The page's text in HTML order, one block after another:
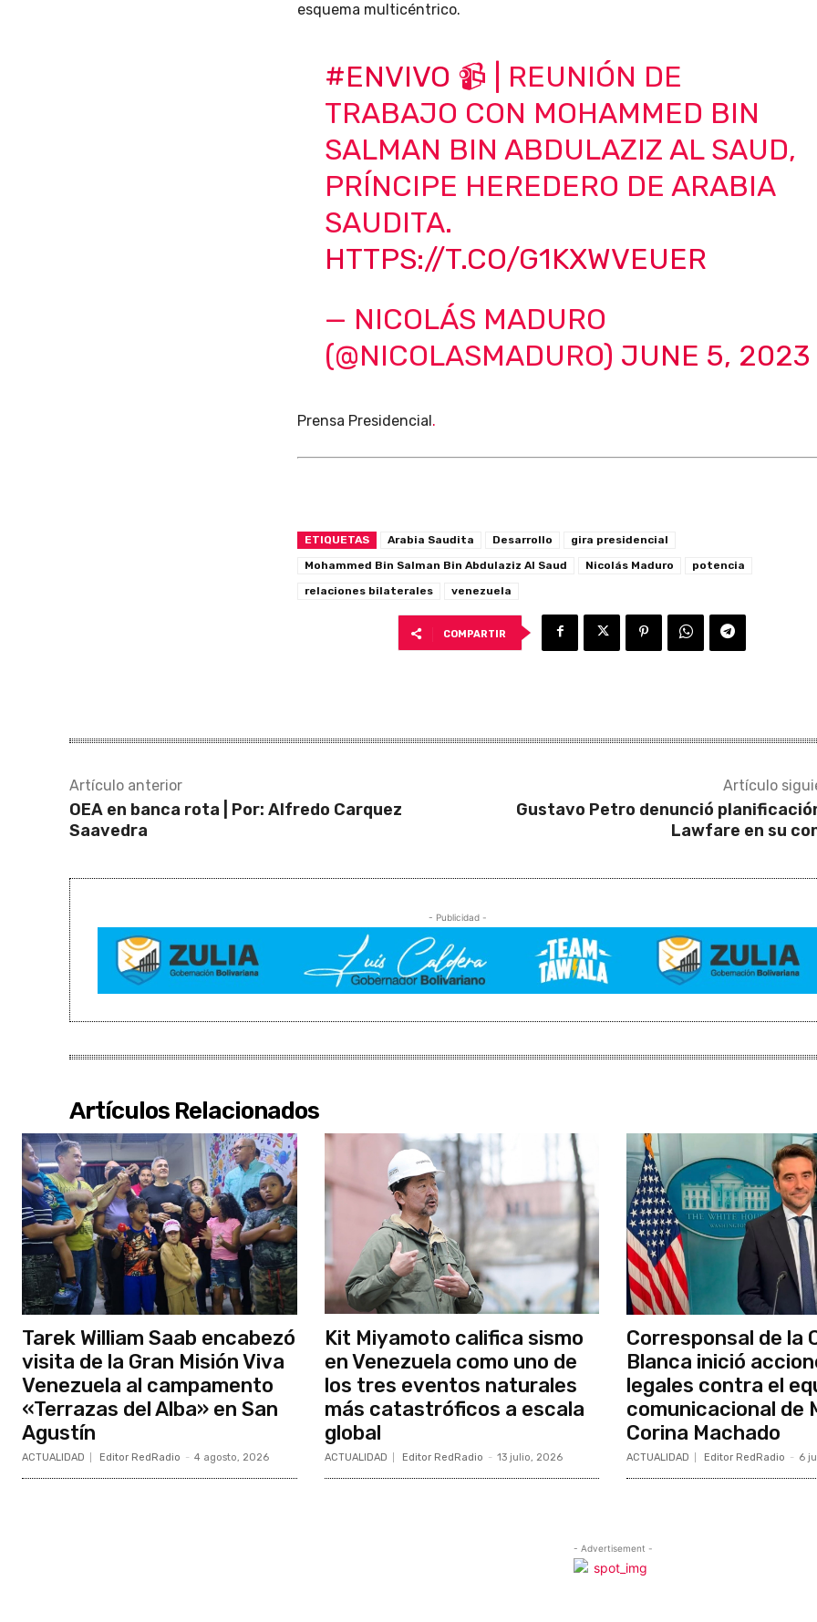
esquema multicéntrico.
#ENVIVO 📹 | REUNIÓN DE
TRABAJO CON MOHAMMED BIN
SALMAN BIN ABDULAZIZ AL SAUD,
PRÍNCIPE HEREDERO DE ARABIA
SAUDITA.
HTTPS://T.CO/G1KXWVEUER
— NICOLÁS MADURO
(@NICOLASMADURO) JUNE 5, 2023
Prensa Presidencial .
ETIQUETAS Arabia Saudita Desarrollo
gira presidencial
Mohammed Bin Salman Bin Abdulaziz Al Saud
Nicolás Maduro
potencia
relaciones bilaterales
venezuela
COMPARTIR
Artículo anterior
OEA en banca rota | Por: Alfredo Carquez
Saavedra
Artículo
Gustavo Petro denunció
Lawfare en su
- Publicidad -
Artículos Relacionados
Tarek William Saab encabezó
visita de la Gran Misión Viva
Venezuela al campamento
«Terrazas del Alba» en San
Agustín
ACTUALIDAD Editor RedRadio - 4 agosto, 2026
Kit Miyamoto califica sismo
en Venezuela como uno de
los tres eventos naturales
más catastróficos a escala
global
ACTUALIDAD Editor RedRadio - 13 julio, 2026
Corresponsal de la
Blanca inició
legales contra el
comunicacional de
Corina Machado
ACTUALIDAD Editor RedRadio - 6
- Advertisement -